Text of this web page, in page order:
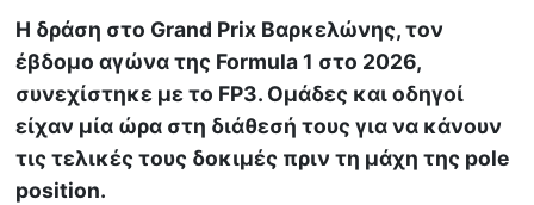
H δράση στο Grand Prix Βαρκελώνης, τον
έβδομο αγώνα της Formula 1 στο 2026,
συνεχίστηκε με το FP3. Ομάδες και οδηγοί
είχαν μία ώρα στη διάθεσή τους για να κάνουν
τις τελικές τους δοκιμές πριν τη μάχη της pole
position.